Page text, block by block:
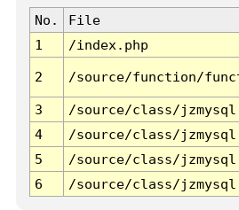
No. File
1
/index.php
2 /source/function/
3 /source/class/
4
/source/class/
5
/source/class/
6
/source/class/